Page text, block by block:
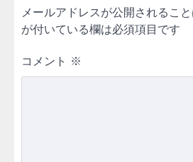
メールアドレスが公開されること
が付いている欄は必須項目です
コメント ※